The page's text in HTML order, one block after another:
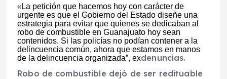
«La petición que hacemos hoy con carácter de
urgente es que el Gobierno del Estado diseñe una
estrategia para evitar que quienes se dedicaban al
robo de combustible en Guanajuato hoy sean
contenidos. Si las policías no podían contener a la
delincuencia común, ahora que estamos en manos
de la delincuencia organizada”, exdenuncias.
Robo de combustible dejó de ser redituable